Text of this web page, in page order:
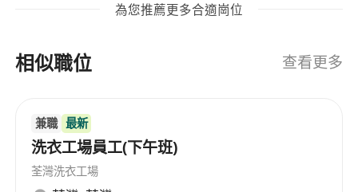
具備良好廣東話溝通能力，能清晰、自信地與顧
福利：
膳食津貼；
為您推薦更多合適崗位
相似職位 查看更多
兼職 最新
洗衣工場員工(下午班)
荃灣洗衣工場